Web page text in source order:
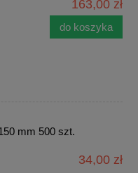
163,00 zł
do koszyka
mm 500 szt.
34,00 zł